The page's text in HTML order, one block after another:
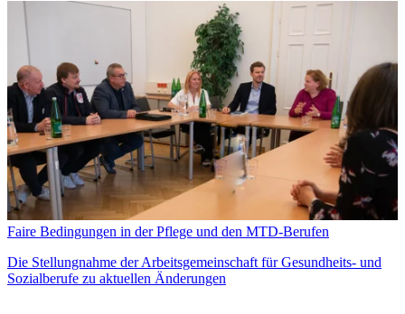
Faire Bedingungen in der Pflege und den MTD-Berufen
Die Stellungnahme der Arbeitsgemeinschaft für Gesundheits- und
Sozialberufe zu aktuellen Änderungen